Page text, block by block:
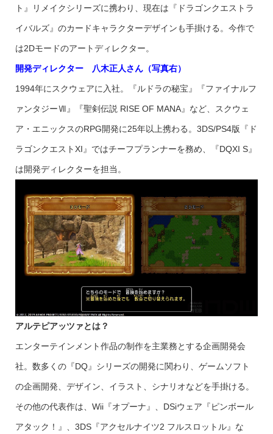
ト』リメイクシリーズに携わり、現在は『ドラゴンクエストラ
イバルズ』のカードキャラクターデザインも手掛ける。今作で
は2Dモードのアートディレクター。
開発ディレクター 八木正人さん（写真右）
1994年にスクウェアに入社。『ルドラの秘宝』『ファイナルフ
ァンタジーⅦ』『聖剣伝説 RISE OF MANA』など、スクウェ
ア・エニックスのRPG開発に25年以上携わる。3DS/PS4版『ド
ラゴンクエストXI』ではチーフプランナーを務め、『DQXI S』
は開発ディレクターを担当。
アルテピアッツァとは？
エンターテインメント作品の制作を主業務とする企画開発会
社。数多くの『DQ』シリーズの開発に関わり、ゲームソフト
の企画開発、デザイン、イラスト、シナリオなどを手掛ける。
その他の代表作は、Wii『オプーナ』、DSiウェア『ピンボール
アタック！』、3DS『アクセルナイツ2 フルスロットル』な